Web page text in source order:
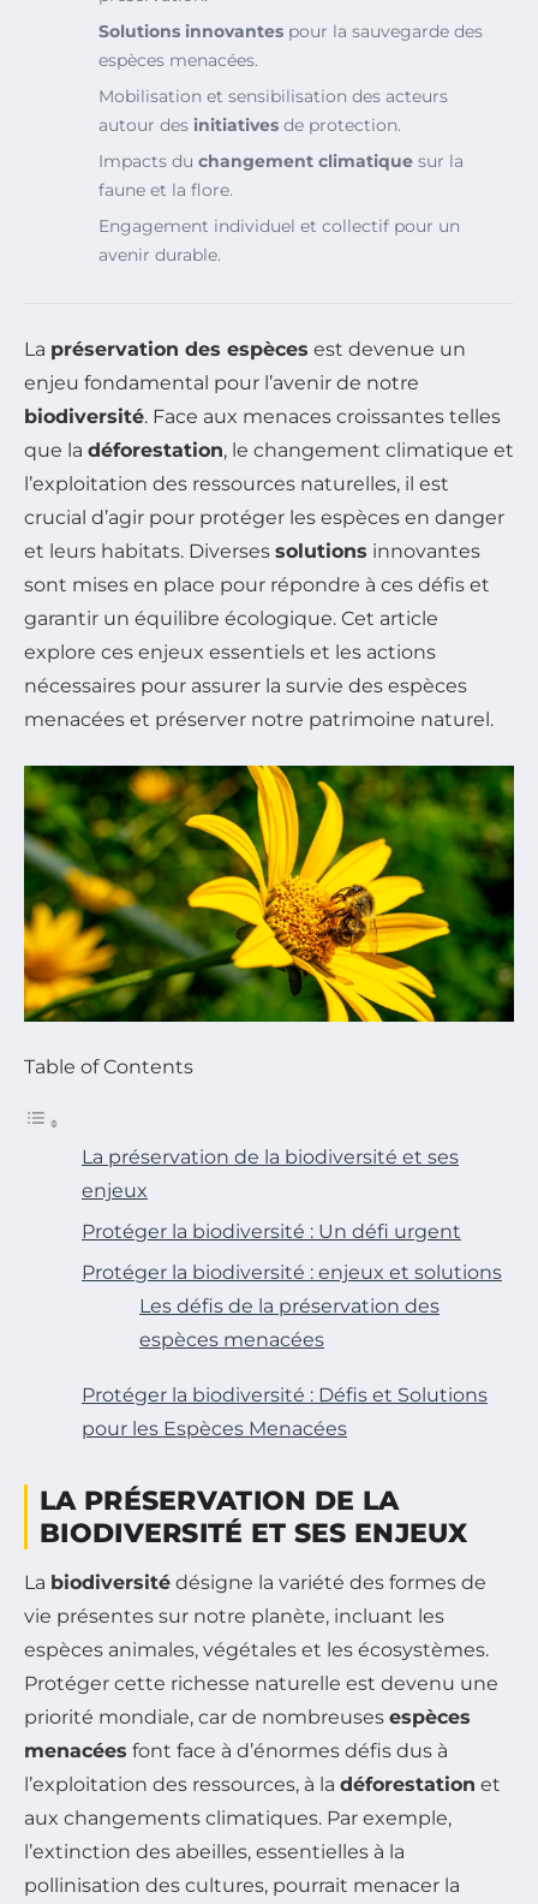
Solutions innovantes pour la sauvegarde des
espèces menacées.
Mobilisation et sensibilisation des acteurs
autour des initiatives de protection.
Impacts du changement climatique sur la
faune et la flore.
Engagement individuel et collectif pour un
avenir durable.
La préservation des espèces est devenue un
enjeu fondamental pour l’avenir de notre
biodiversité. Face aux menaces croissantes telles
que la déforestation, le changement climatique et
l’exploitation des ressources naturelles, il est
crucial d’agir pour protéger les espèces en danger
et leurs habitats. Diverses solutions innovantes
sont mises en place pour répondre à ces défis et
garantir un équilibre écologique. Cet article
explore ces enjeux essentiels et les actions
nécessaires pour assurer la survie des espèces
menacées et préserver notre patrimoine naturel.
Table of Contents
La préservation de la biodiversité et ses
enjeux
Protéger la biodiversité : Un défi urgent
Protéger la biodiversité : enjeux et solutions
Les défis de la préservation des
espèces menacées
Protéger la biodiversité : Défis et Solutions
pour les Espèces Menacées
LA PRÉSERVATION DE LA
BIODIVERSITÉ ET SES ENJEUX
La biodiversité désigne la variété des formes de
vie présentes sur notre planète, incluant les
espèces animales, végétales et les écosystèmes.
Protéger cette richesse naturelle est devenu une
priorité mondiale, car de nombreuses espèces
menacées font face à d’énormes défis dus à
l’exploitation des ressources, à la déforestation et
aux changements climatiques. Par exemple,
l’extinction des abeilles, essentielles à la
pollinisation des cultures, pourrait menacer la